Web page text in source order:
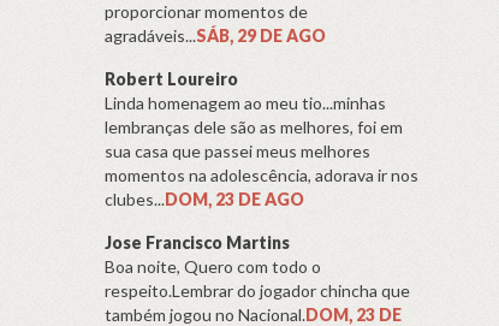
proporcionar momentos de
agradáveis...SÁB, 29 DE AGO
Robert Loureiro
Linda homenagem ao meu tio...minhas
lembranças dele são as melhores, foi em
sua casa que passei meus melhores
momentos na adolescência, adorava ir nos
clubes...DOM, 23 DE AGO
Jose Francisco Martins
Boa noite, Quero com todo o
respeito.Lembrar do jogador chincha que
também jogou no Nacional.DOM, 23 DE